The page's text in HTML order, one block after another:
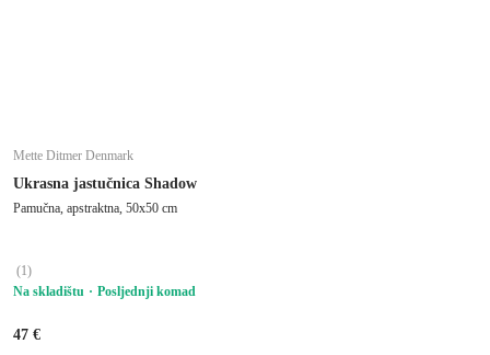
Mette Ditmer Denmark
Ukrasna jastučnica Shadow
Pamučna, apstraktna, 50x50 cm
(1)
Na skladištu
Posljednji komad
47 €